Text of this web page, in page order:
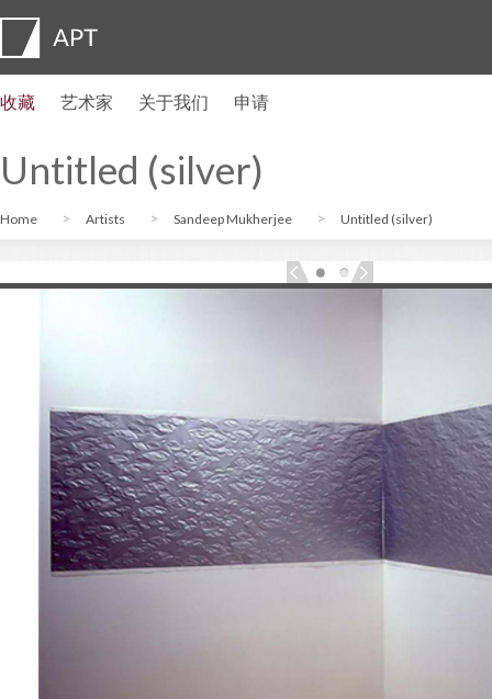
收藏 艺术家 关于我们 申请
Untitled (silver)
Home Artists Sandeep Mukherjee Untitled (silver)